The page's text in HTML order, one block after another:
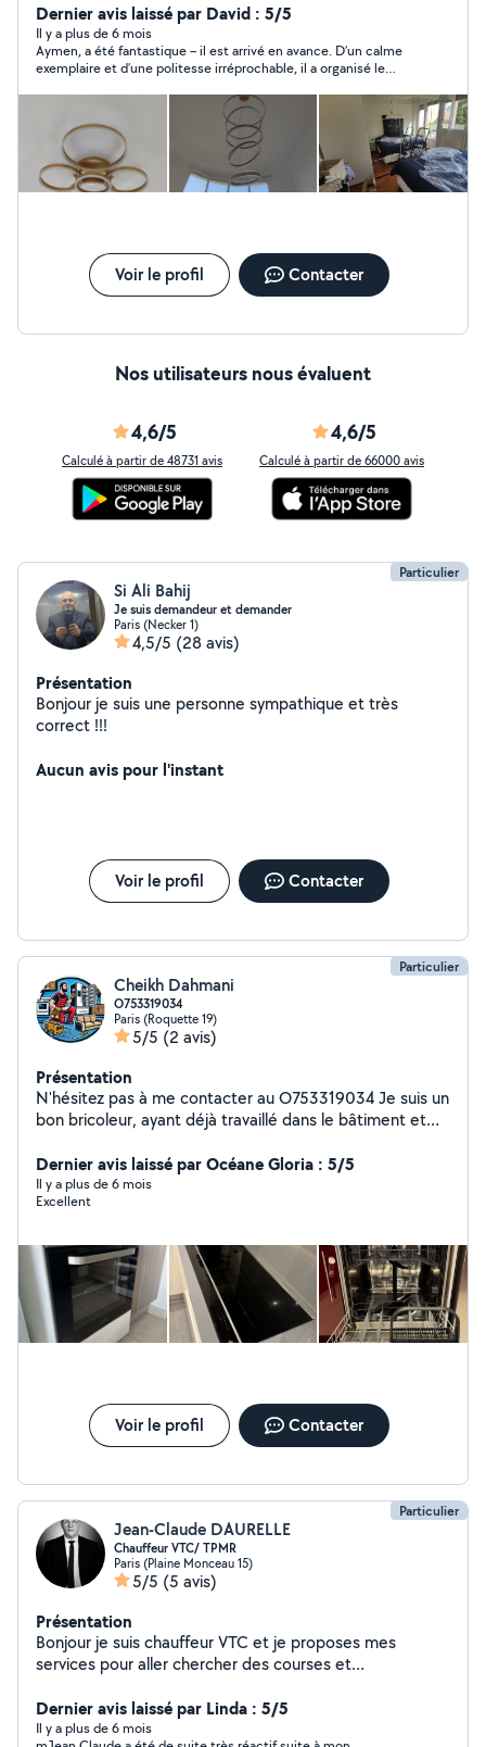
service de tout type d'appareil électroménager
(Machine à laver, télévision, lave vaisselle,four , plaque
de cuisson, cuisinière, gazinière etc..) - Réalisation de
petits travaux (montage de meubles, installation de
tringle, installation de tableau, tv au mur etc..) -Montage
de tout type de meubles. -Montage et raccordement
de tout type de lustres ou plafonnier. -plomberie -
Transport de personnes - Transport de marchandises et
de colis (Court et long trajet)
Dernier avis laissé par David : 5/5
Il y a plus de 6 mois
Aymen, a été fantastique – il est arrivé en avance. D’un calme
exemplaire et d’une politesse irréprochable, il a organisé le
grande efficacité. Un service excellent.
Voir le profil Contacter
Nos utilisateurs nous évaluent
4,6/5
Calculé à partir de 48731 avis
4,6/5
Calculé à partir de 66000 avis
Particulier
Si Ali Bahij
Je suis demandeur et demander
Paris (Necker 1)
4,5/5 (28 avis)
Présentation
Bonjour je suis une personne sympathique et très
correct !!!
Aucun avis pour l'instant
Voir le profil Contacter
Particulier
Cheikh Dahmani
O753319034
Paris (Roquette 19)
5/5 (2 avis)
Présentation
N'hésitez pas à me contacter au O753319034 Je suis un
bon bricoleur, ayant déjà travaillé dans le bâtiment et
chez des grands enseigne comme Darty, boulanger ou
Cdiscount, je vous propose mes services de bricolage
,d'installation de meuble et d'électroménager (avec
Dernier avis laissé par Océane Gloria : 5/5
Il y a plus de 6 mois
Excellent
Voir le profil Contacter
Particulier
Jean-Claude DAURELLE
Chauffeur VTC/ TPMR
Paris (Plaine Monceau 15)
5/5 (5 avis)
Présentation
Bonjour je suis chauffeur VTC et je proposes mes
services pour aller chercher des courses et
Dernier avis laissé par Linda : 5/5
Il y a plus de 6 mois